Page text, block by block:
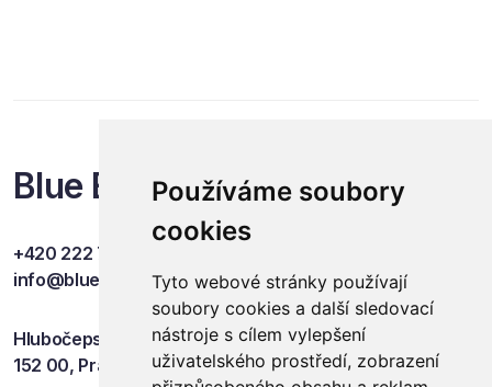
Používáme soubory
cookies
Tyto webové stránky používají
soubory cookies a další sledovací
nástroje s cílem vylepšení
uživatelského prostředí, zobrazení
Blue Events
+420 222 749 841
info@blueevents.eu
Hlubočepská 701/38c
152 00, Praha 5